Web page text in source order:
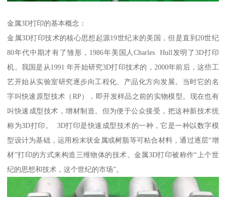
金属3D打印的基本概念：
金属3D打印技术的核心思想起源19世纪末的美国，但是直到20世纪
80年代中期才有了雏形，1986年美国人Charles Hull发明了3D打印
机。我国是从1991 年开始研究3D打印技术的，2000年前后，这些工
艺开始从实验室研究逐步向工程化、产品化方向发展。当时它的名
字叫快速原型技术（RP），即开发样品之前的实物模型。现在也有
叫快速成型技术，增材制造。但为便于公众接受，把这种新技术统
称为3D打印。 3D打印是快速成型技术的一种，它是一种以数字模
型设计为基础，运用粉末状金属或树脂等可粘合材料，通过逐层“增
材”打印的方式来构造三维物体的技术。金属3D打印被称作“上个世
纪的思想和技术，这个世纪的市场”。